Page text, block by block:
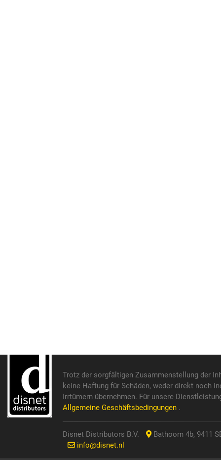
Trotz der sorgfältigen Zusammenstellung der
keine Haftung für Schäden, weder direkt noch
Irrtümern übernehmen. Für unsere
Allgemeine Geschäftsbedingungen .
Disnet Distributors B.V.
Bathoorn 4b, 9411
info@disnet.nl